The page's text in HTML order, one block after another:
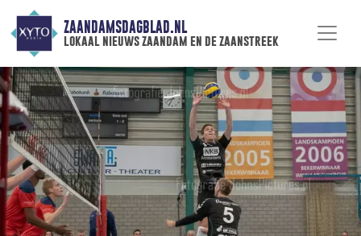
ZAANDAMSDAGBLAD.NL
lokaal nieuws zaandam en de zaanstreek